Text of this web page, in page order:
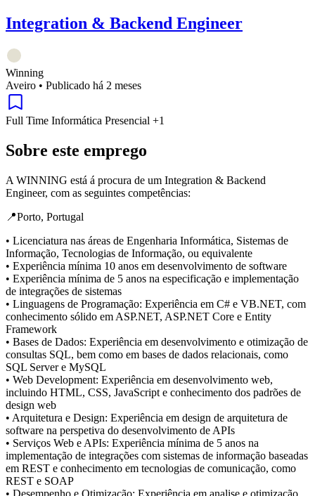
Integration & Backend Engineer
Winning
Aveiro • Publicado há 2 meses
Full Time Informática Presencial +1
Sobre este emprego
A WINNING está á procura de um Integration & Backend
Engineer, com as seguintes competências:
📍Porto, Portugal
• Licenciatura nas áreas de Engenharia Informática, Sistemas de
Informação, Tecnologias de Informação, ou equivalente
• Experiência mínima 10 anos em desenvolvimento de software
• Experiência mínima de 5 anos na especificação e implementação
de integrações de sistemas
• Linguagens de Programação: Experiência em C# e VB.NET, com
conhecimento sólido em ASP.NET, ASP.NET Core e Entity
Framework
• Bases de Dados: Experiência em desenvolvimento e otimização de
consultas SQL, bem como em bases de dados relacionais, como
SQL Server e MySQL
• Web Development: Experiência em desenvolvimento web,
incluindo HTML, CSS, JavaScript e conhecimento dos padrões de
design web
• Arquitetura e Design: Experiência em design de arquitetura de
software na perspetiva do desenvolvimento de APIs
• Serviços Web e APIs: Experiência mínima de 5 anos na
implementação de integrações com sistemas de informação baseadas
em REST e conhecimento em tecnologias de comunicação, como
REST e SOAP
• Desempenho e Otimização: Experiência em analise e otimização